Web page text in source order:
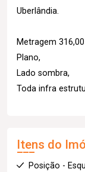
Uberlândia.
Metragem 316,00
Plano,
Lado sombra,
Toda infra
Itens do
Posição -